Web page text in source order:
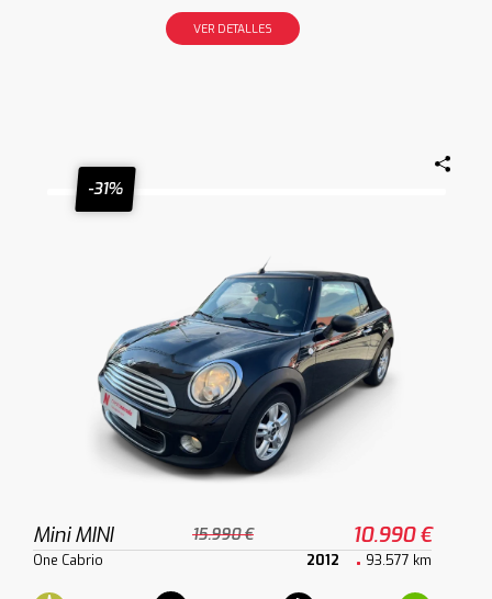
VER DETALLES
-31%
Mini MINI 15.990 € 10.990 €
One Cabrio 2012 93.577 km